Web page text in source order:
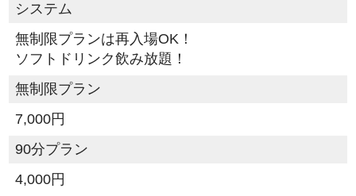
システム
無制限プランは再入場OK！
ソフトドリンク飲み放題！
無制限プラン
7,000円
90分プラン
4,000円